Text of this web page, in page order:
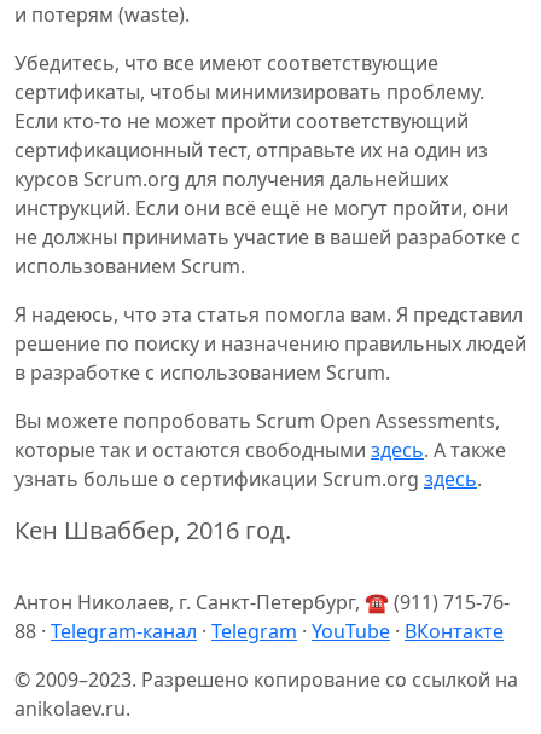
и потерям (waste).
Убедитесь, что все имеют соответствующие
сертификаты, чтобы минимизировать проблему.
Если кто-то не может пройти соответствующий
сертификационный тест, отправьте их на один из
курсов Scrum.org для получения дальнейших
инструкций. Если они всё ещё не могут пройти, они
не должны принимать участие в вашей разработке с
использованием Scrum.
Я надеюсь, что эта статья помогла вам. Я представил
решение по поиску и назначению правильных людей
в разработке с использованием Scrum.
Вы можете попробовать Scrum Open Assessments,
которые так и остаются свободными здесь. А также
узнать больше о сертификации Scrum.org здесь.
Кен Шваббер, 2016 год.
Антон Николаев, г. Санкт-Петербург, ☎ (911) 715-76-
88 · Telegram-канал · Telegram · YouTube · ВКонтакте
© 2009–2023. Разрешено копирование со ссылкой на
anikolaev.ru.